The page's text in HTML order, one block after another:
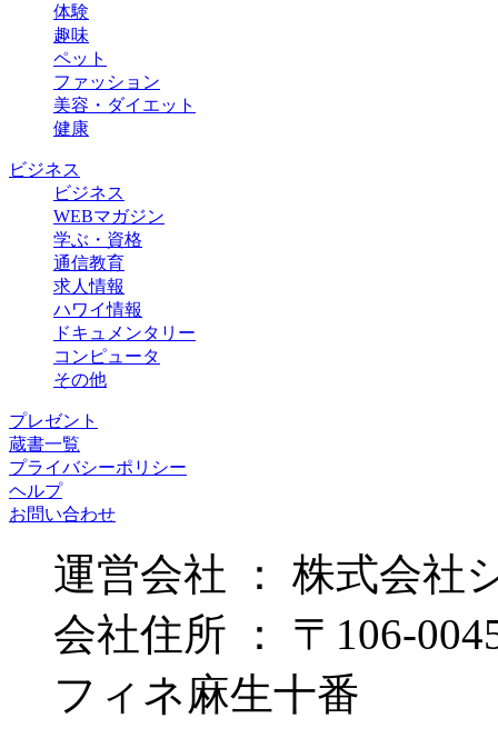
体験
趣味
ペット
ファッション
美容・ダイエット
健康
ビジネス
ビジネス
WEBマガジン
学ぶ・資格
通信教育
求人情報
ハワイ情報
ドキュメンタリー
コンピュータ
その他
プレゼント
蔵書一覧
プライバシーポリシー
ヘルプ
お問い合わせ
運営会社 ： 株式会社
会社住所 ： 〒106-
フィネ麻生十番